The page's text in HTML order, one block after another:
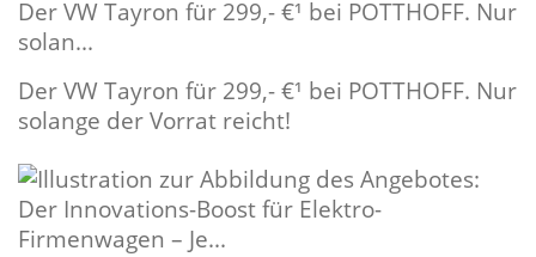
Der VW Tayron für 299,- €¹ bei POTTHOFF. Nur
solange der Vorrat reicht!